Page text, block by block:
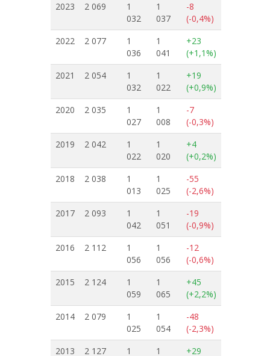
2023
2 069
1
032
1
037
-8
(-0,4%)
2022
2 077
1
036
1
041
+23
(+1,1%)
2021
2 054
1
032
1
022
+19
(+0,9%)
2020
2 035
1
027
1
008
-7
(-0,3%)
2019
2 042
1
022
1
020
+4
(+0,2%)
2018
2 038
1
013
1
025
-55
(-2,6%)
2017
2 093
1
042
1
051
-19
(-0,9%)
2016
2 112
1
056
1
056
-12
(-0,6%)
2015
2 124
1
059
1
065
+45
(+2,2%)
2014
2 079
1
025
1
054
-48
(-2,3%)
2013
2 127 1 1 +29